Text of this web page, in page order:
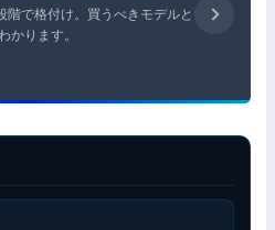
で格付け。買うべきモデルと
かります。